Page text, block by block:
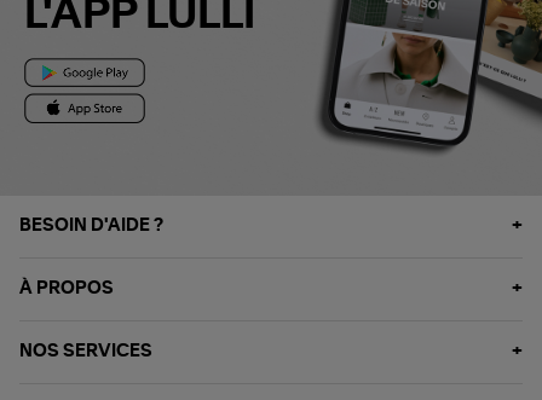
L'APP LULLI
BESOIN D'AIDE ?
À PROPOS
NOS SERVICES